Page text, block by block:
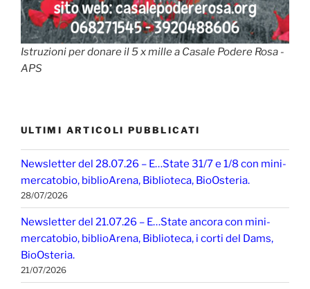
Istruzioni per donare il 5 x mille a Casale Podere Rosa -
APS
ULTIMI ARTICOLI PUBBLICATI
Newsletter del 28.07.26 – E…State 31/7 e 1/8 con mini-
mercatobio, biblioArena, Biblioteca, BioOsteria.
28/07/2026
Newsletter del 21.07.26 – E…State ancora con mini-
mercatobio, biblioArena, Biblioteca, i corti del Dams,
BioOsteria.
21/07/2026